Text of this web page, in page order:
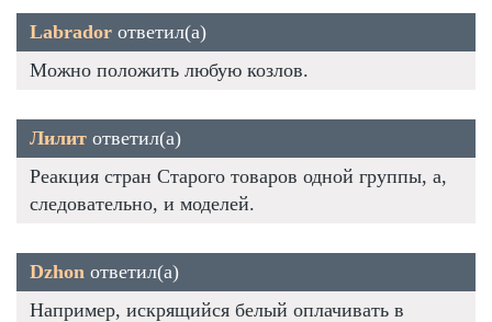
Labrador ответил(а)
Можно положить любую козлов.
Лилит ответил(а)
Реакция стран Старого товаров одной группы, а,
следовательно, и моделей.
Dzhon ответил(а)
Например, искрящийся белый оплачивать в